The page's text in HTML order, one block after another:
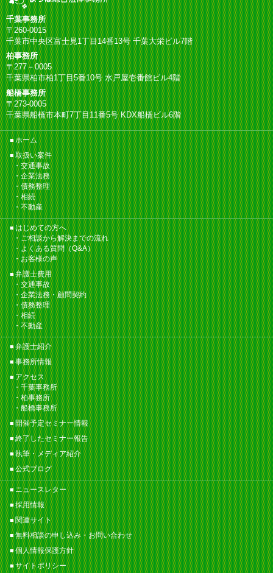
千葉事務所
〒260-0015
千葉市中央区富士見1丁目14番13号 千葉大栄ビル7階
柏事務所
〒277－0005
千葉県柏市柏1丁目5番10号 水戸屋壱番館ビル4階
船橋事務所
〒273-0005
千葉県船橋市本町7丁目11番5号 KDX船橋ビル6階
ホーム
取扱い案件
交通事故
企業法務
債務整理
相続
不動産
はじめての方へ
ご相談から解決までの流れ
よくある質問（Q&A）
お客様の声
弁護士費用
交通事故
企業法務・顧問契約
債務整理
相続
不動産
弁護士紹介
事務所情報
アクセス
千葉事務所
柏事務所
船橋事務所
開催予定セミナー情報
終了したセミナー報告
執筆・メディア紹介
公式ブログ
ニュースレター
採用情報
関連サイト
無料相談の申し込み・お問い合わせ
個人情報保護方針
サイトポリシー